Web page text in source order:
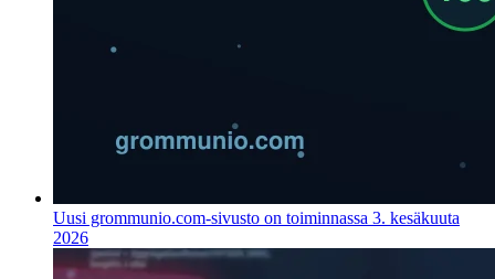
Uusi grommunio.com-sivusto on toiminnassa 3. kesäkuuta
2026